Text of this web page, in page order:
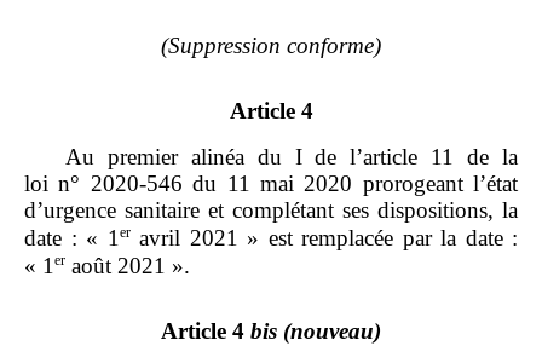
(Suppression conforme)
Article 4
Au premier alinéa du I de l’article 11 de la
loi n° 2020‑546 du 11 mai 2020 prorogeant l’état
d’urgence sanitaire et complétant ses dispositions, la
date : « 1 eravril 2021 » est remplacée par la date :
« 1er août 2021 ».
Article 4 bis (nouveau)